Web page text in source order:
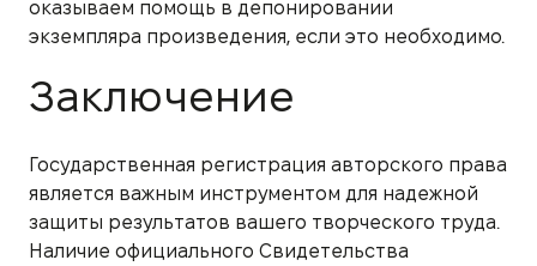
оказываем помощь в депонировании
экземпляра произведения, если это необходимо.
Заключение
Государственная регистрация авторского права
является важным инструментом для надежной
защиты результатов вашего творческого труда.
Наличие официального Свидетельства